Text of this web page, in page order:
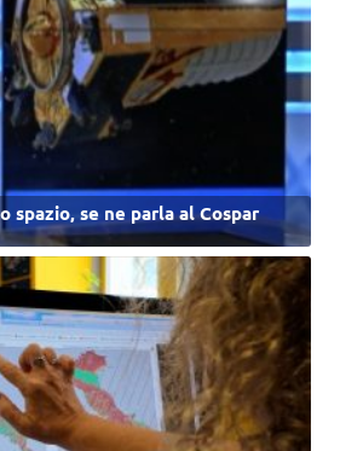
se ne parla al Cospar